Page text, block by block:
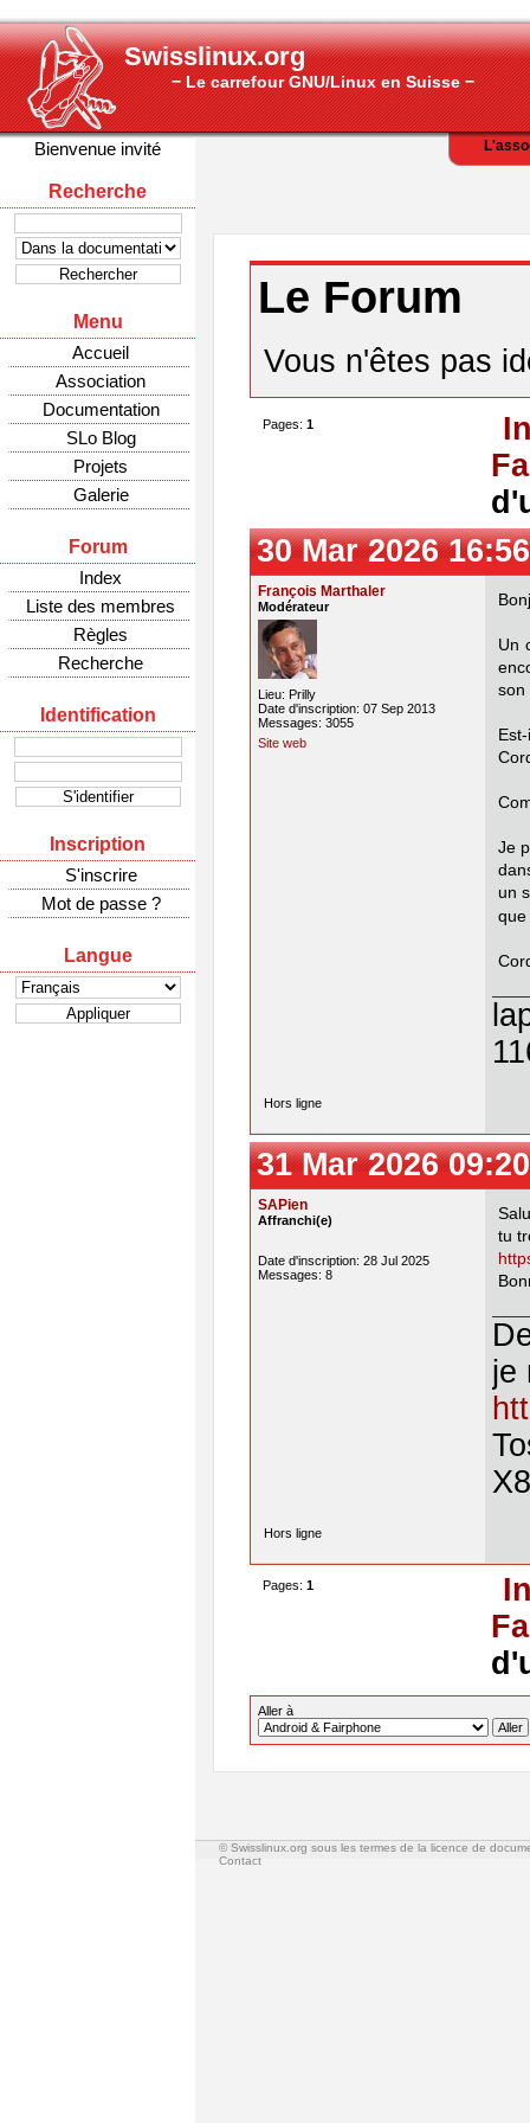
Swisslinux.org
− Le carrefour GNU/Linux en Suisse −
Bienvenue invité
Recherche
Menu
Accueil
Association
Documentation
SLo Blog
Projets
Galerie
Forum
Index
Liste des membres
Règles
Recherche
Identification
Inscription
S'inscrire
Mot de passe ?
Langue
Le Forum
Vous n'êtes pas
Pages: 1
30 Mar 2026
François Marthaler
Modérateur
Lieu: Prilly
Date d'inscription: 07 Sep 2013
Messages: 3055
Site web
Un
son
Je
un
que
Hors ligne
31 Mar 2026
SAPien
Affranchi(e)
Date d'inscription: 28 Jul 2025
Messages: 8
tu
je
Hors ligne
Pages: 1
Aller à
© Swisslinux.org sous les termes de la licence de
Contact